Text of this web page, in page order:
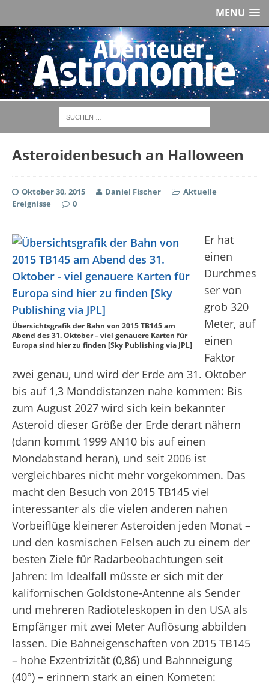
MENU
Asteroidenbesuch an Halloween
Oktober 30, 2015 Daniel Fischer
Aktuelle
Ereignisse
0
Übersichtsgrafik der Bahn von 2015 TB145 am
Abend des 31. Oktober – viel genauere Karten für
Europa sind hier zu finden [Sky Publishing via JPL]
Er hat
einen
Durchmes
ser von
grob 320
Meter, auf
einen
Faktor
zwei genau, und wird der Erde am 31. Oktober
bis auf 1,3 Monddistanzen nahe kommen: Bis
zum August 2027 wird sich kein bekannter
Asteroid dieser Größe der Erde derart nähern
(dann kommt 1999 AN10 bis auf einen
Mondabstand heran), und seit 2006 ist
vergleichbares nicht mehr vorgekommen. Das
macht den Besuch von 2015 TB145 viel
interessanter als die vielen anderen nahen
Vorbeiflüge kleinerer Asteroiden jeden Monat –
und den kosmischen Felsen auch zu einem der
besten Ziele für Radarbeobachtungen seit
Jahren: Im Idealfall müsste er sich mit der
kalifornischen Goldstone-Antenne als Sender
und mehreren Radioteleskopen in den USA als
Empfänger mit zwei Meter Auflösung abbilden
lassen. Die Bahneigenschaften von 2015 TB145
– hohe Exzentrizität (0,86) und Bahnneigung
(40°) – erinnern stark an einen Kometen: